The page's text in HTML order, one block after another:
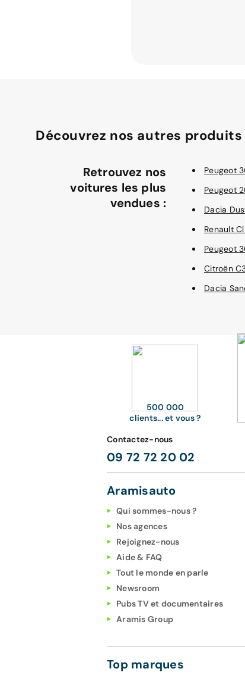
Découvrez nos autres
Retrouvez nos
voitures les plus
vendues :
Peugeot
Peugeot
Dacia
Renault
Peugeot
Citroën
Dacia
500 000
clients... et vous ?
Contactez-nous
09 72 72 20 02
Aramisauto
Qui sommes-nous ?
Nos agences
Rejoignez-nous
Aide & FAQ
Tout le monde en parle
Newsroom
Pubs TV et documentaires
Aramis Group
Top marques